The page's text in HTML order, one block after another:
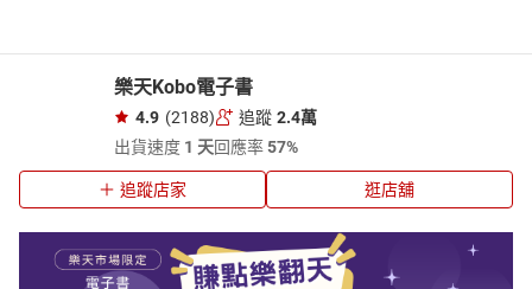
樂天Kobo電子書
4.9 (2188) 追蹤 2.4萬
出貨速度 1 天回應率57%
追蹤店家 逛店舖